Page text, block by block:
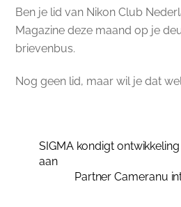
Ben je lid van Nikon Club
Magazine deze maand op je
brievenbus.
Nog geen lid, maar wil je dat
SIGMA kondigt
aan
Partner Cameranu